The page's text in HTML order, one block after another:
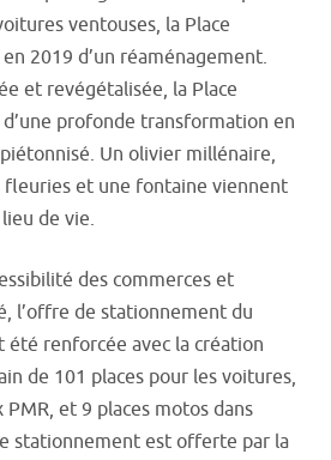
ventouses, la Place
2019 d’un réaménagement.
et revégétalisée, la Place
profonde transformation en
Un olivier millénaire,
fleuries et une fontaine viennent
de vie.
des commerces et
l’offre de stationnement du
renforcée avec la création
de 101 places pour les voitures,
et 9 places motos dans
stationnement est offerte par la